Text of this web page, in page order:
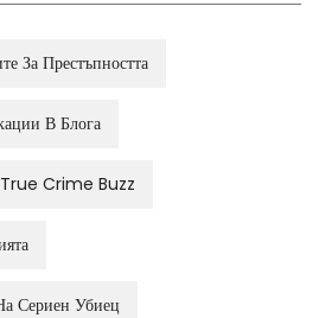
За Престъпността
В Блога
True Crime Buzz
Сериен Убиец